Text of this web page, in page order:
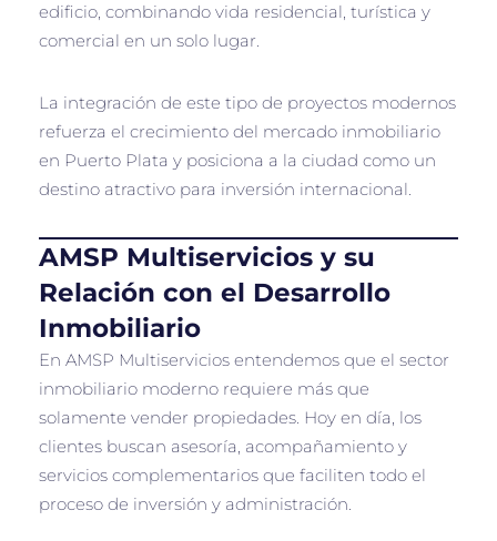
edificio, combinando vida residencial, turística y
comercial en un solo lugar.
La integración de este tipo de proyectos modernos
refuerza el crecimiento del mercado inmobiliario
en Puerto Plata y posiciona a la ciudad como un
destino atractivo para inversión internacional.
AMSP Multiservicios y su
Relación con el Desarrollo
Inmobiliario
En AMSP Multiservicios entendemos que el sector
inmobiliario moderno requiere más que
solamente vender propiedades. Hoy en día, los
clientes buscan asesoría, acompañamiento y
servicios complementarios que faciliten todo el
proceso de inversión y administración.